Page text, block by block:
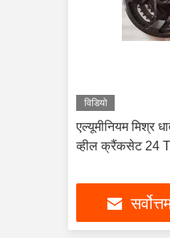
विडियो
एल्यूमीनियम मिश्र
व्हील क्रैंकसेट 24